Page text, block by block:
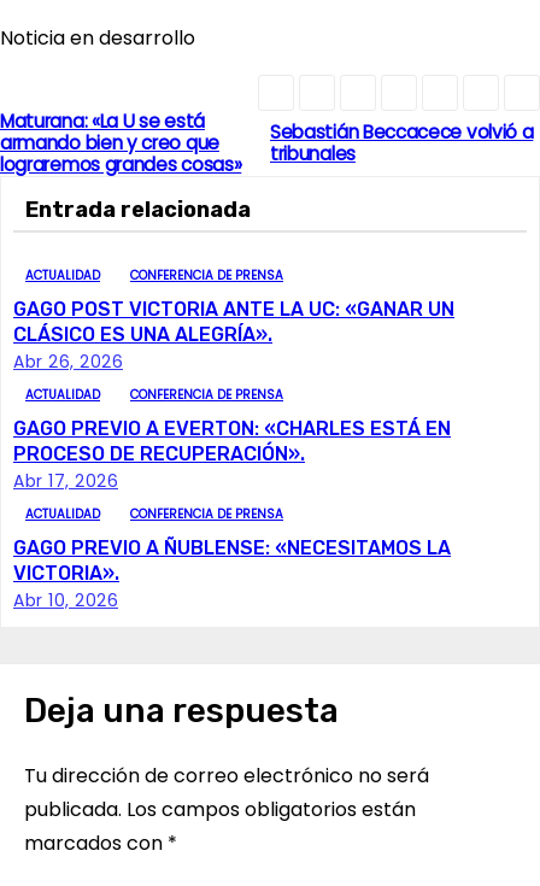
Noticia en desarrollo
N
a
v
g
c
ó
n
Sebastián Beccacece volvió a
tribunales
Maturana: «La U se está
armando bien y creo que
lograremos grandes cosas»
Entrada relacionada
ACTUALIDAD CONFERENCIA DE PRENSA
GAGO POST VICTORIA ANTE LA UC: «GANAR UN
CLÁSICO ES UNA ALEGRÍA».
Abr 26, 2026
ACTUALIDAD CONFERENCIA DE PRENSA
GAGO PREVIO A EVERTON: «CHARLES ESTÁ EN
PROCESO DE RECUPERACIÓN».
Abr 17, 2026
ACTUALIDAD CONFERENCIA DE PRENSA
GAGO PREVIO A ÑUBLENSE: «NECESITAMOS LA
VICTORIA».
Abr 10, 2026
Deja una respuesta
Tu dirección de correo electrónico no será
publicada. Los campos obligatorios están
marcados con *